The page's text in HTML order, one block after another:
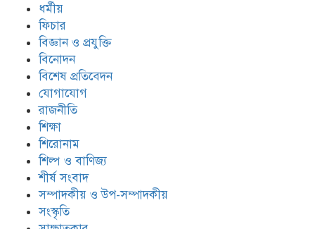
ধর্মীয়
ফিচার
বিজ্ঞান ও প্রযুক্তি
বিনোদন
বিশেষ প্রতিবেদন
যোগাযোগ
রাজনীতি
শিক্ষা
শিরোনাম
শিল্প ও বাণিজ্য
শীর্ষ সংবাদ
সম্পাদকীয় ও উপ-সম্পাদকীয়
সংস্কৃতি